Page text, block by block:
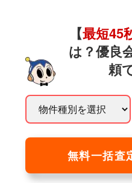
【最短45
は？優良
頼
無料一括査